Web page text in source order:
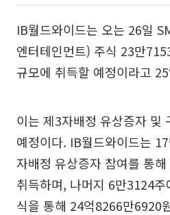
IB월드와이드는 오는 26일
엔터테인먼트) 주식 23만
규모에 취득할 예정이라고
이는 제3자배정 유상증자 및
예정이다. IB월드와이드는
자배정 유상증자 참여를 통
취득하며, 나머지 6만3124
식을 통해 24억8266만6920